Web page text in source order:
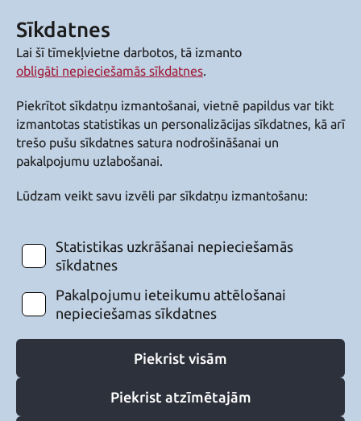
Sīkdatnes
Lai šī tīmekļvietne darbotos, tā izmanto
obligāti nepieciešamās sīkdatnes.
Piekrītot sīkdatņu izmantošanai, vietnē papildus var tikt
izmantotas statistikas un personalizācijas sīkdatnes, kā arī
trešo pušu sīkdatnes satura nodrošināšanai un
pakalpojumu uzlabošanai.
Lūdzam veikt savu izvēli par sīkdatņu izmantošanu:
Statistikas uzkrāšanai nepieciešamās
sīkdatnes
Pakalpojumu ieteikumu attēlošanai
nepieciešamas sīkdatnes
Piekrist visām
Piekrist atzīmētajām